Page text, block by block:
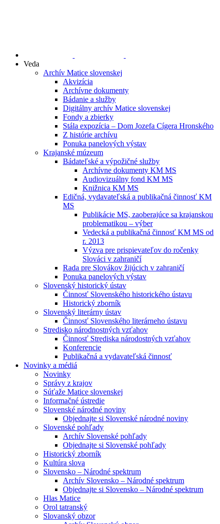
Veda
Archív Matice slovenskej
Akvizícia
Archívne dokumenty
Bádanie a služby
Digitálny archív Matice slovenskej
Fondy a zbierky
Stála expozícia – Dom Jozefa Cígera Hronského
Z histórie archívu
Ponuka panelových výstav
Krajanské múzeum
Bádateľské a výpožičné služby
Archívne dokumenty KM MS
Audiovizuálny fond KM MS
Knižnica KM MS
Edičná, vydavateľská a publikačná činnosť KM
MS
Publikácie MS, zaoberajúce sa krajanskou
problematikou – výber
Vedecká a publikačná činnosť KM MS od
r. 2013
Výzva pre prispievateľov do ročenky
Slováci v zahraničí
Rada pre Slovákov žijúcich v zahraničí
Ponuka panelových výstav
Slovenský historický ústav
Činnosť Slovenského historického ústavu
Historický zborník
Slovenský literárny ústav
Činnosť Slovenského literárneho ústavu
Stredisko národnostných vzťahov
Činnosť Strediska národostných vzťahov
Konferencie
Publikačná a vydavateľská činnosť
Novinky a médiá
Novinky
Správy z krajov
Súťaže Matice slovenskej
Informačné ústredie
Slovenské národné noviny
Objednajte si Slovenské národné noviny
Slovenské pohľady
Archív Slovenské pohľady
Objednajte si Slovenské pohľady
Historický zborník
Kultúra slova
Slovensko – Národné spektrum
Archív Slovensko – Národné spektrum
Objednajte si Slovensko – Národné spektrum
Hlas Matice
Orol tatranský
Slovanský obzor